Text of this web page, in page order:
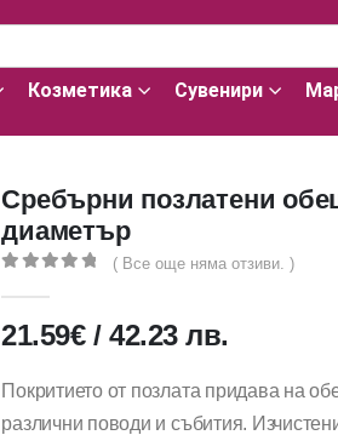
Козметика Сувенири
Сребърни позлатени
диаметър
( Все още няма отзиви. )
21.59€ /42.23лв.
Покритието от позлата придава на
различни поводи и събития.